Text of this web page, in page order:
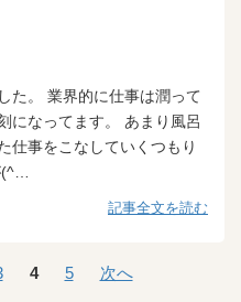
た。 業界的に仕事は潤って
になってます。 あまり風呂
仕事をこなしていくつもり
記事全文を読む
4 5 次へ